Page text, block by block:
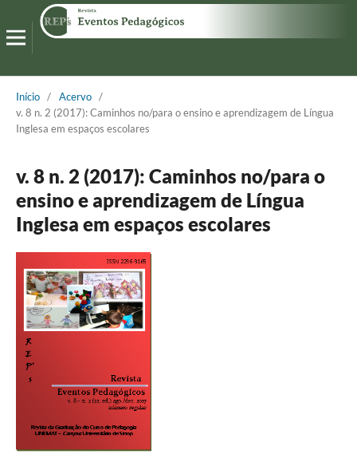
Início / Acervo /
v. 8 n. 2 (2017): Caminhos no/para o ensino e aprendizagem de Língua
Inglesa em espaços escolares
v. 8 n. 2 (2017): Caminhos no/para o
ensino e aprendizagem de Língua
Inglesa em espaços escolares